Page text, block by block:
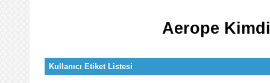
Aerope
Kullanıcı Etiket Listesi